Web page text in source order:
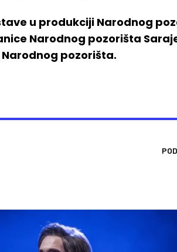
u produkciji Narodnog
Narodnog pozorišta
pozorišta.